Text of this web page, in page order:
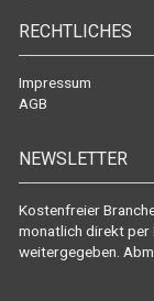
RECHTLICHES
Impressum
AGB
NEWSLETTER
Kostenfreier
monatlich direkt per
weitergegeben.